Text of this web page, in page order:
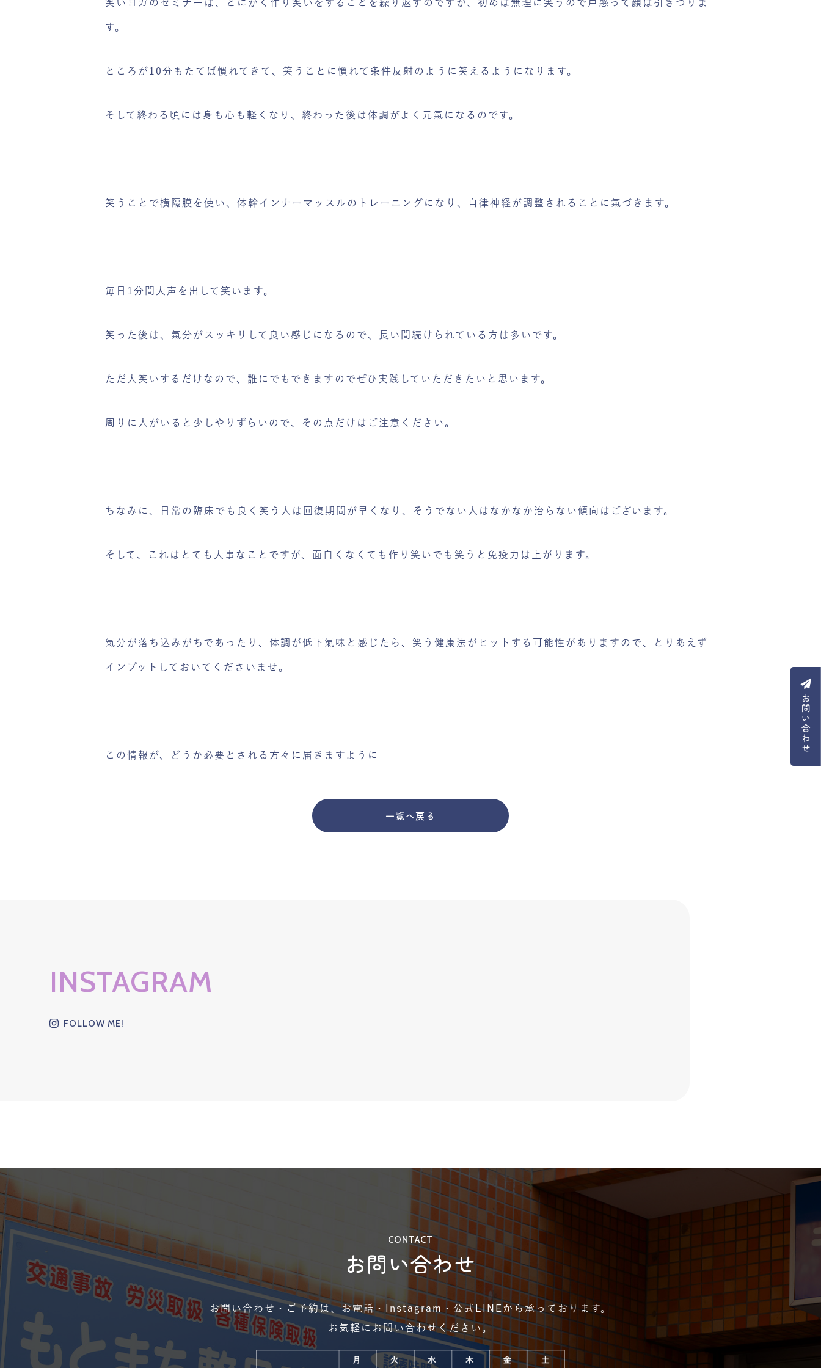
笑いヨガのセミナーは、とにかく作り笑いをすることを繰り返すのですが、初めは無理に笑うので戸惑って顔は引きつりま
す。
ところが10分もたてば慣れてきて、笑うことに慣れて条件反射のように笑えるようになります。
そして終わる頃には身も心も軽くなり、終わった後は体調がよく元氣になるのです。
笑うことで横隔膜を使い、体幹インナーマッスルのトレーニングになり、自律神経が調整されることに氣づきます。
毎日1分間大声を出して笑います。
笑った後は、氣分がスッキリして良い感じになるので、長い間続けられている方は多いです。
ただ大笑いするだけなので、誰にでもできますのでぜひ実践していただきたいと思います。
周りに人がいると少しやりずらいので、その点だけはご注意ください。
ちなみに、日常の臨床でも良く笑う人は回復期間が早くなり、そうでない人はなかなか治らない傾向はございます。
そして、これはとても大事なことですが、面白くなくても作り笑いでも笑うと免疫力は上がります。
氣分が落ち込みがちであったり、体調が低下氣味と感じたら、笑う健康法がヒットする可能性がありますので、とりあえず
インプットしておいてくださいませ。
この情報が、どうか必要とされる方々に届きますように
一覧へ戻る
INSTAGRAM
FOLLOW ME!
CONTACT
お問い合わせ
お問い合わせ・ご予約は、お電話・Instagram・公式LINEから承っております。
お気軽にお問い合わせください。